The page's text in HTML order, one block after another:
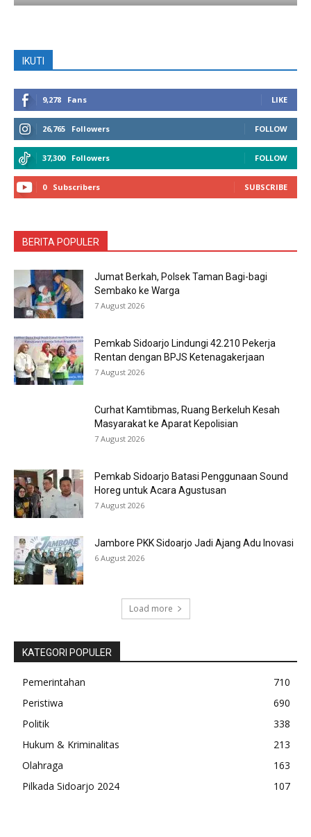
IKUTI
9,278 Fans LIKE
26,765 Followers FOLLOW
37,300 Followers FOLLOW
0 Subscribers SUBSCRIBE
BERITA POPULER
Jumat Berkah, Polsek Taman Bagi-bagi
Sembako ke Warga
7 August 2026
Pemkab Sidoarjo Lindungi 42.210 Pekerja
Rentan dengan BPJS Ketenagakerjaan
7 August 2026
Curhat Kamtibmas, Ruang Berkeluh Kesah
Masyarakat ke Aparat Kepolisian
7 August 2026
Pemkab Sidoarjo Batasi Penggunaan Sound
Horeg untuk Acara Agustusan
7 August 2026
Jambore PKK Sidoarjo Jadi Ajang Adu Inovasi
6 August 2026
Load more
KATEGORI POPULER
Pemerintahan
710
Peristiwa
690
Politik
338
Hukum & Kriminalitas
213
Olahraga
163
Pilkada Sidoarjo 2024
107